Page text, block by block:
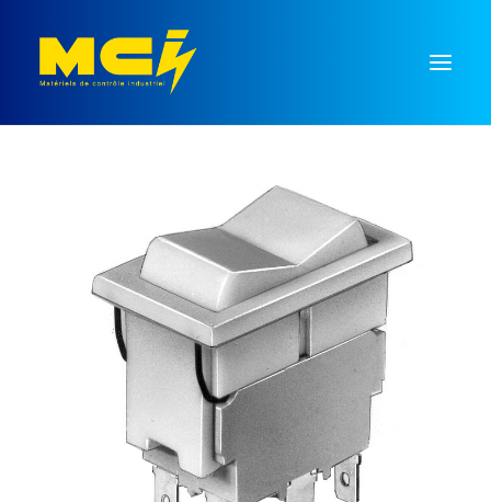
Mesure
Régulation
Temporisation
Commutation
Signalisation
Monnayeurs
Recherche